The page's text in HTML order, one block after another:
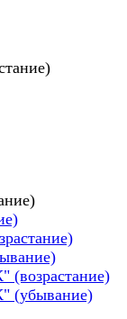
(возрастание)
(убывание)